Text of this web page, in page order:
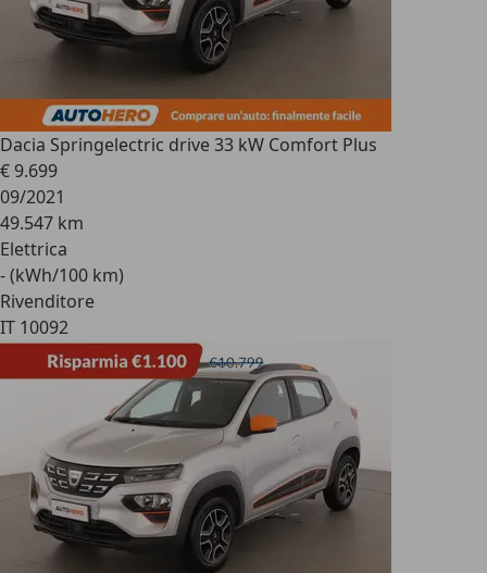
Dacia Springelectric drive 33 kW Comfort Plus
€ 9.699
09/2021
49.547 km
Elettrica
- (kWh/100 km)
Rivenditore
IT 10092